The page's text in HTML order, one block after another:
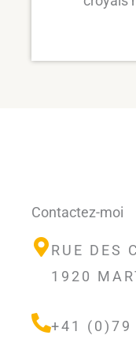
Contactez-moi
RUE DES
1920
+41 (0)79